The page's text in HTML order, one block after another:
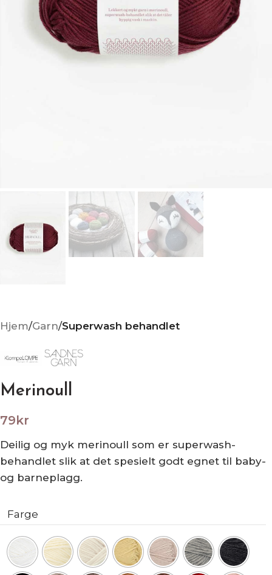
Hjem Garn Superwash behandlet
Merinoull
79kr
Deilig og myk merinoull som er superwash-
behandlet slik at det spesielt godt egnet til baby-
og barneplagg.
Farge